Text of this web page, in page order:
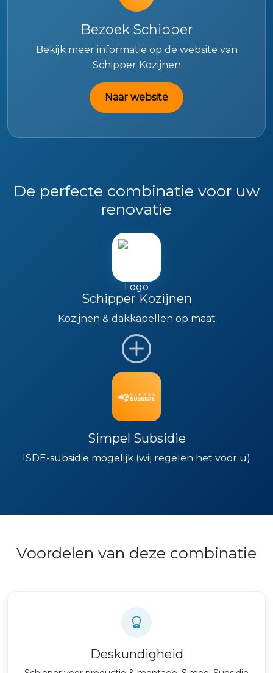
Bezoek Schipper
Bekijk meer informatie op de website van
Schipper Kozijnen
Naar website
De perfecte combinatie voor uw
renovatie
Schipper Kozijnen
Kozijnen & dakkapellen op maat
Simpel Subsidie
ISDE-subsidie mogelijk (wij regelen het voor u)
Voordelen van deze combinatie
Deskundigheid